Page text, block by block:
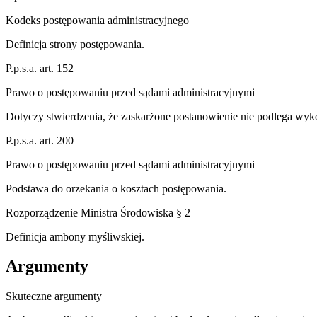
Kodeks postępowania administracyjnego
Definicja strony postępowania.
P.p.s.a. art. 152
Prawo o postępowaniu przed sądami administracyjnymi
Dotyczy stwierdzenia, że zaskarżone postanowienie nie podlega
P.p.s.a. art. 200
Prawo o postępowaniu przed sądami administracyjnymi
Podstawa do orzekania o kosztach postępowania.
Rozporządzenie Ministra Środowiska § 2
Definicja ambony myśliwskiej.
Argumenty
Skuteczne argumenty